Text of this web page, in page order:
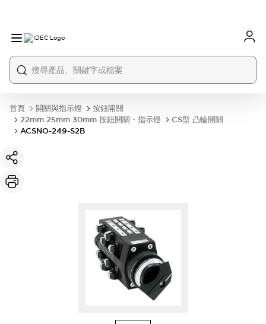
首頁 開關與指示燈
按鈕開關
22mm 25mm 30mm 按鈕開關・指示燈
CS型 凸輪開關
ACSNO-249-S2B